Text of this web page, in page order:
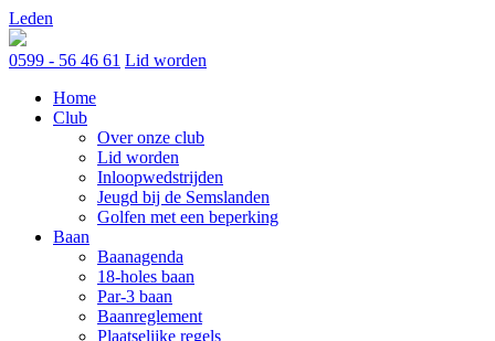
Skip
to
content
Leden
0599 - 56 46 61 Lid worden
Home
Club
Over onze club
Lid worden
Inloopwedstrijden
Jeugd bij de Semslanden
Golfen met een beperking
Baan
Baanagenda
18-holes baan
Par-3 baan
Baanreglement
Plaatselijke regels